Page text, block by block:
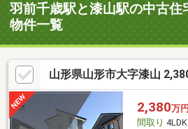
羽前千歳駅と漆山駅の中古住
物件一覧
山形県山形市大字漆山
2,380万円
間取り 4LDK